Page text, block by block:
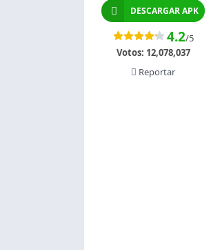
DESCARGAR APK
4.2/5
Votos: 12,078,037
Reportar